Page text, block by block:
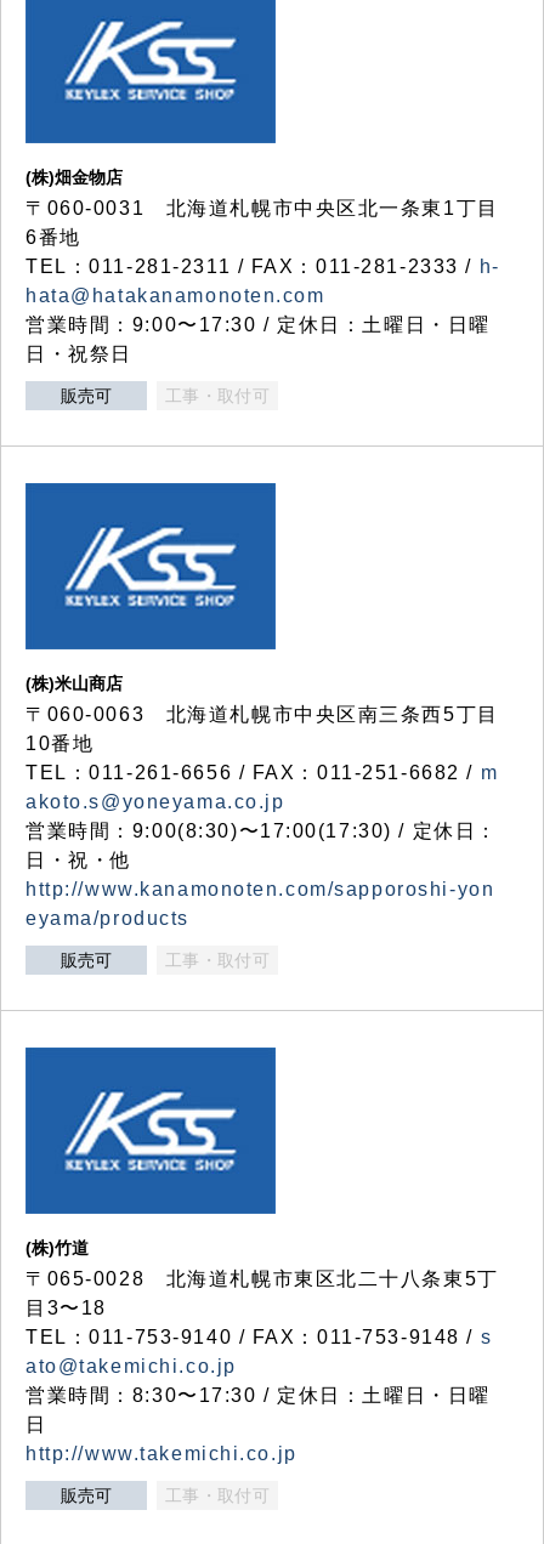
(株)畑金物店
〒060-0031 北海道札幌市中央区北一条東1丁目
6番地
TEL：011-281-2311 / FAX：011-281-2333 / h-
hata@hatakanamonoten.com
営業時間：9:00〜17:30 / 定休日：土曜日・日曜
日・祝祭日
販売可 工事・取付可
(株)米山商店
〒060-0063 北海道札幌市中央区南三条西5丁目
10番地
TEL：011-261-6656 / FAX：011-251-6682 / m
akoto.s@yoneyama.co.jp
営業時間：9:00(8:30)〜17:00(17:30) / 定休日：
日・祝・他
http://www.kanamonoten.com/sapporoshi-yon
eyama/products
販売可 工事・取付可
(株)竹道
〒065-0028 北海道札幌市東区北二十八条東5丁
目3〜18
TEL：011-753-9140 / FAX：011-753-9148 / s
ato@takemichi.co.jp
営業時間：8:30〜17:30 / 定休日：土曜日・日曜
日
http://www.takemichi.co.jp
販売可 工事・取付可